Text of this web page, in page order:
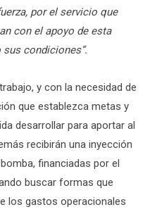
por el servicio que
con el apoyo de esta
condiciones”.
y con la necesidad de
que establezca metas y
desarrollar para aportar al
recibirán una inyección
financiadas por el
buscar formas que
los gastos operacionales